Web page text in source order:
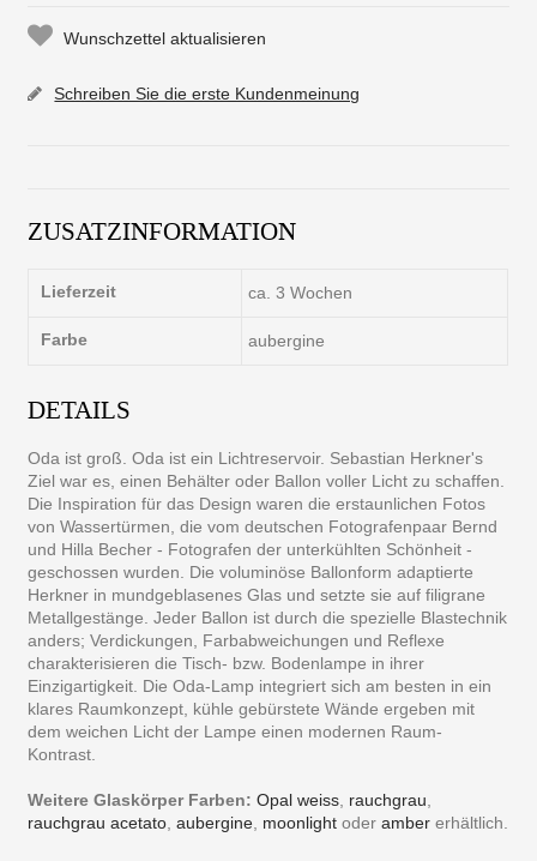
Wunschzettel aktualisieren
Schreiben Sie die erste Kundenmeinung
ZUSATZINFORMATION
Lieferzeit ca. 3 Wochen
Farbe aubergine
DETAILS
Oda ist groß. Oda ist ein Lichtreservoir. Sebastian Herkner's
Ziel war es, einen Behälter oder Ballon voller Licht zu schaffen.
Die Inspiration für das Design waren die erstaunlichen Fotos
von Wassertürmen, die vom deutschen Fotografenpaar Bernd
und Hilla Becher - Fotografen der unterkühlten Schönheit -
geschossen wurden. Die voluminöse Ballonform adaptierte
Herkner in mundgeblasenes Glas und setzte sie auf filigrane
Metallgestänge. Jeder Ballon ist durch die spezielle Blastechnik
anders; Verdickungen, Farbabweichungen und Reflexe
charakterisieren die Tisch- bzw. Bodenlampe in ihrer
Einzigartigkeit. Die Oda-Lamp integriert sich am besten in ein
klares Raumkonzept, kühle gebürstete Wände ergeben mit
dem weichen Licht der Lampe einen modernen Raum-
Kontrast.
Weitere Glaskörper Farben: Opal weiss rauchgrau
rauchgrau acetato ,aubergine moonlight oderamber erhältlich.